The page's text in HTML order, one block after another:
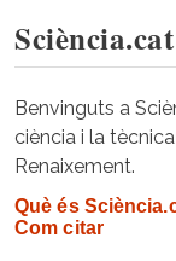
Benvinguts a
ciència i la
Renaixement.
Què és
Com citar